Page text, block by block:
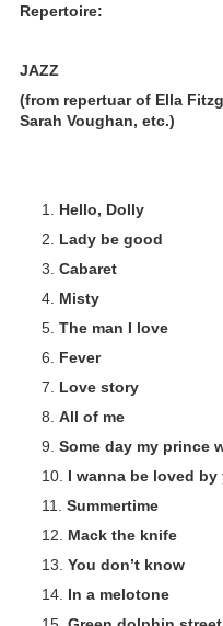
Repertoire:
JAZZ
(from repertuar of Ella
Sarah Voughan, etc.)
Hello, Dolly
Lady be good
Cabaret
Misty
The man I love
Fever
Love story
All of me
Some day my prince
I wanna be loved by
Summertime
Mack the knife
You don’t know
In a melotone